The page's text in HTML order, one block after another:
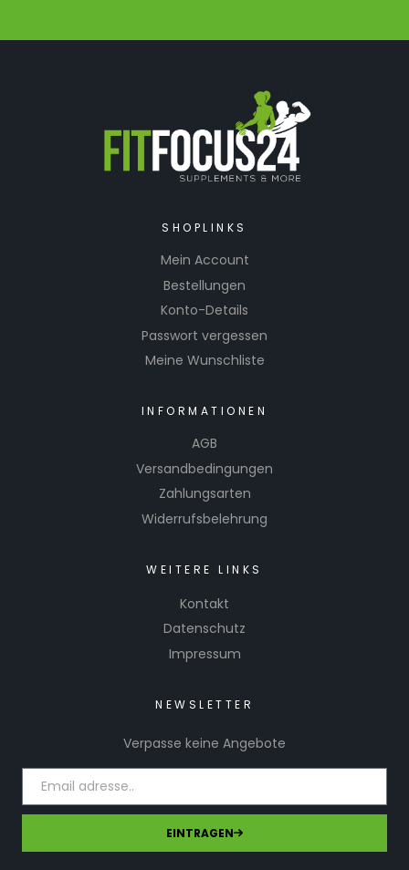
SHOPLINKS
Mein Account
Bestellungen
Konto-Details
Passwort vergessen
Meine Wunschliste
INFORMATIONEN
AGB
Versandbedingungen
Zahlungsarten
Widerrufsbelehrung
WEITERE LINKS
Kontakt
Datenschutz
Impressum
NEWSLETTER
Verpasse keine Angebote
EINTRAGEN